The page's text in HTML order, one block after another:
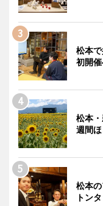
松本
初開
松本
週間
松本
トン